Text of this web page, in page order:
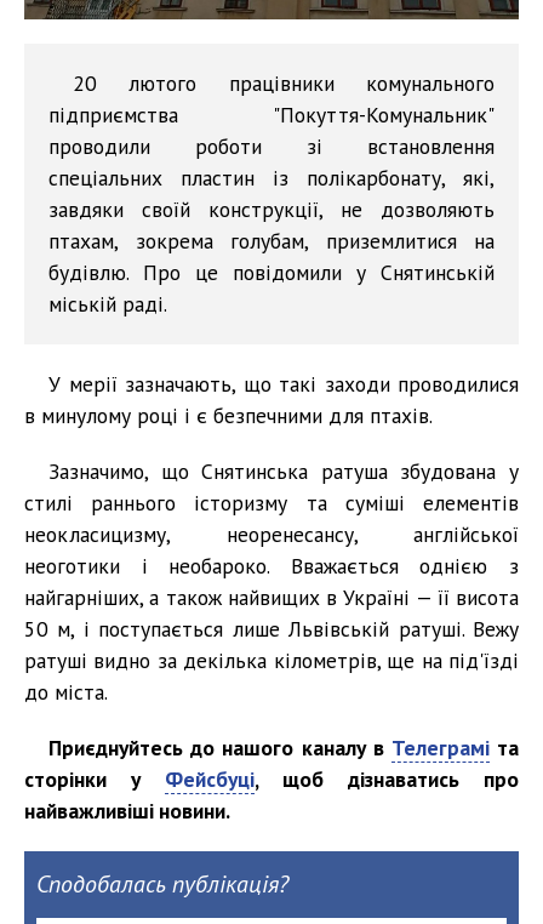
20 лютого працівники комунального
підприємства "Покуття-Комунальник"
проводили роботи зі встановлення
спеціальних пластин із полікарбонату, які,
завдяки своїй конструкції, не дозволяють
птахам, зокрема голубам, приземлитися на
будівлю. Про це повідомили у Снятинській
міській раді.
У мерії зазначають, що такі заходи проводилися
в минулому році і є безпечними для птахів.
Зазначимо, що Снятинська ратуша збудована у
стилі раннього історизму та суміші елементів
неокласицизму, неоренесансу, англійської
неоготики і необароко. Вважається однією з
найгарніших, а також найвищих в Україні — її висота
50 м, і поступається лише Львівській ратуші. Вежу
ратуші видно за декілька кілометрів, ще на під'їзді
до міста.
Приєднуйтесь до нашого каналу в Телеграміта
сторінки у Фейсбуці, щоб дізнаватись про
найважливіші новини.
Сподобалась публікація?